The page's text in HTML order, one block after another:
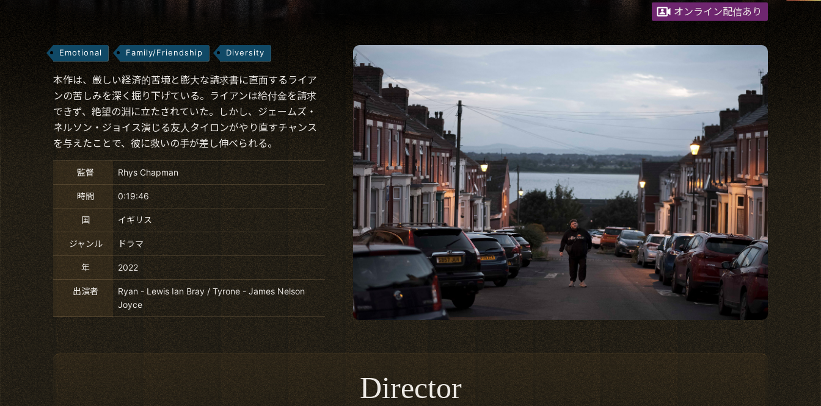
オンライン配信あり
Emotional Family/Friendship Diversity
本作は、厳しい経済的苦境と膨大な請求書に直面するライア
ンの苦しみを深く掘り下げている。ライアンは給付金を請求
できず、絶望の淵に立たされていた。しかし、ジェームズ・
ネルソン・ジョイス演じる友人タイロンがやり直すチャンス
を与えたことで、彼に救いの手が差し伸べられる。
監督 Rhys Chapman
時間 0:19:46
国 イギリス
ジャンル ドラマ
年 2022
出演者
Ryan - Lewis Ian Bray / Tyrone - James Nelson
Joyce
Director